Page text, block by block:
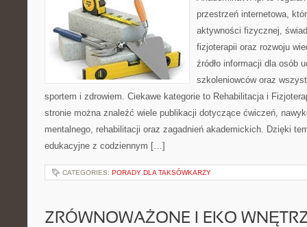
przestrzeń internetowa,
aktywności fizycznej,
fizjoterapii oraz rozwoju
źródło informacji dla osób
szkoleniowców oraz
sportem i zdrowiem. Ciekawe kategorie to Rehabilitacja i
stronie można znaleźć wiele publikacji dotyczące ćwiczeń,
mentalnego, rehabilitacji oraz zagadnień akademickich. Dzięki
edukacyjne z codziennym […]
CATEGORIES: PORADY DLA TAKSÓWKARZY
ZRÓWNOWAŻONE I EKO